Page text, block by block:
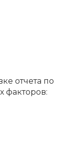
отчета по
факторов: